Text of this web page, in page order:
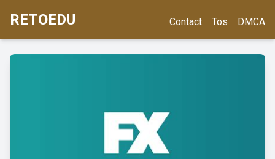
RETOEDU Contact Tos DMCA